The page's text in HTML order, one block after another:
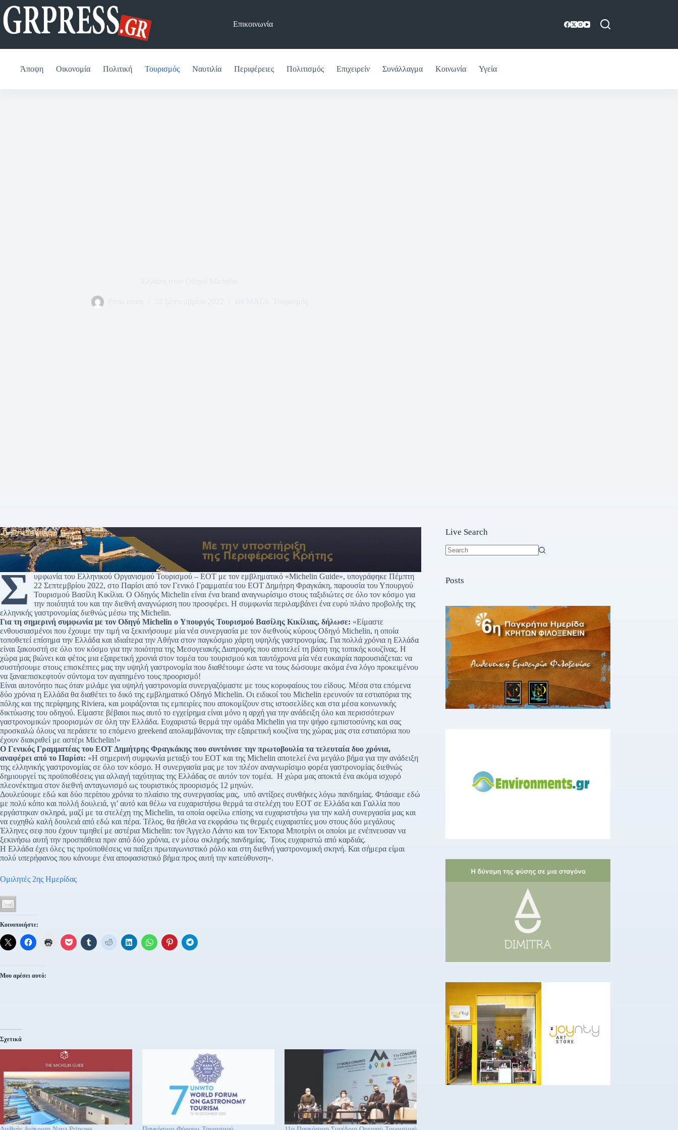
Μετάβαση
στο
περιεχόμενο
Επικοινωνία
Άποψη Οικονομία Πολιτική Τουρισμός Ναυτιλία Περιφέρειες Πολιτισμός Επιχειρείν Συνάλλαγμα Κοινωνία Υγεία
Σ υμφωνία του Ελληνικού Οργανισμού Τουρισμού – ΕΟΤ με τον εμβληματικό «Michelin Guide», υπογράφηκε Πέμπτη
22 Σεπτεμβρίου 2022, στο Παρίσι από τον Γενικό Γραμματέα του ΕΟΤ Δημήτρη Φραγκάκη, παρουσία του Υπουργού
Τουρισμού Βασίλη Κικίλια. Ο Οδηγός Michelin είναι ένα brand αναγνωρίσιμο στους ταξιδιώτες σε όλο τον κόσμο για
την ποιότητά του και την διεθνή αναγνώριση που προσφέρει. Η συμφωνία περιλαμβάνει ένα ευρύ πλάνο προβολής της
ελληνικής γαστρονομίας διεθνώς μέσω της Michelin.
Για τη σημερινή συμφωνία με τον Οδηγό Michelin o Υπουργός Τουρισμού Βασίλης Κικίλιας, δήλωσε: «Είμαστε
ενθουσιασμένοι που έχουμε την τιμή να ξεκινήσουμε μία νέα συνεργασία με τον διεθνούς κύρους Οδηγό Michelin, η οποία
τοποθετεί επίσημα την Ελλάδα και ιδιαίτερα την Αθήνα στον παγκόσμιο χάρτη υψηλής γαστρονομίας. Για πολλά χρόνια η Ελλάδα
είναι ξακουστή σε όλο τον κόσμο για την ποιότητα της Μεσογειακής Διατροφής που αποτελεί τη βάση της τοπικής κουζίνας. Η
χώρα μας βιώνει και φέτος μια εξαιρετική χρονιά στον τομέα του τουρισμού και ταυτόχρονα μία νέα ευκαιρία παρουσιάζεται: να
συστήσουμε στους επισκέπτες μας την υψηλή γαστρονομία που διαθέτουμε ώστε να τους δώσουμε ακόμα ένα λόγο προκειμένου
να ξαναεπισκεφτούν σύντομα τον αγαπημένο τους προορισμό!
Είναι αυτονόητο πως όταν μιλάμε για υψηλή γαστρονομία συνεργαζόμαστε με τους κορυφαίους του είδους. Μέσα στα επόμενα
δύο χρόνια η Ελλάδα θα διαθέτει το δικό της εμβληματικό Οδηγό Michelin. Οι ειδικοί του Michelin ερευνούν τα εστιατόρια της
πόλης και της περίφημης Riviera, και μοιράζονται τις εμπειρίες που αποκομίζουν στις ιστοσελίδες και στα μέσα κοινωνικής
δικτύωσης του οδηγού. Είμαστε βέβαιοι πως αυτό το εγχείρημα είναι μόνο η αρχή για την ανάδειξη όλο και περισσότερων
γαστρονομικών προορισμών σε όλη την Ελλάδα. Ευχαριστώ θερμά την ομάδα Michelin για την ψήφο εμπιστοσύνης και σας
προσκαλώ όλους να περάσετε το επόμενο greekend απολαμβάνοντας την εξαιρετική κουζίνα της χώρας μας στα εστιατόρια που
έχουν διακριθεί με αστέρι Michelin!»
Ο Γενικός Γραμματέας του ΕΟΤ Δημήτρης Φραγκάκης που συντόνισε την πρωτοβουλία τα τελευταία δυο χρόνια,
αναφέρει από το Παρίσι: «Η σημερινή συμφωνία μεταξύ του ΕΟΤ και της Michelin αποτελεί ένα μεγάλο βήμα για την ανάδειξη
της ελληνικής γαστρονομίας σε όλο τον κόσμο. Η συνεργασία μας με τον πλέον αναγνωρίσιμο φορέα γαστρονομίας διεθνώς
δημιουργεί τις προϋποθέσεις για αλλαγή ταχύτητας της Ελλάδας σε αυτόν τον τομέα. Η χώρα μας αποκτά ένα ακόμα ισχυρό
πλεονέκτημα στον διεθνή ανταγωνισμό ως τουριστικός προορισμός 12 μηνών.
Δουλεύουμε εδώ και δύο περίπου χρόνια το πλαίσιο της συνεργασίας μας, υπό αντίξοες συνθήκες λόγω πανδημίας. Φτάσαμε εδώ
με πολύ κόπο και πολλή δουλειά, γι’ αυτό και θέλω να ευχαριστήσω θερμά τα στελέχη του ΕΟΤ σε Ελλάδα και Γαλλία που
εργάστηκαν σκληρά, μαζί με τα στελέχη της Michelin, τα οποία οφείλω επίσης να ευχαριστήσω για την καλή συνεργασία μας και
να ευχηθώ καλή δουλειά από εδώ και πέρα. Τέλος, θα ήθελα να εκφράσω τις θερμές ευχαριστίες μου στους δύο μεγάλους
Έλληνες σεφ που έχουν τιμηθεί με αστέρια Michelin: τον Άγγελο Λάντο και τον Έκτορα Μποτρίνι οι οποίοι με ενέπνευσαν να
ξεκινήσω αυτή την προσπάθεια πριν από δύο χρόνια, εν μέσω σκληρής πανδημίας. Τους ευχαριστώ από καρδιάς.
Η Ελλάδα έχει όλες τις προϋποθέσεις να παίξει πρωταγωνιστικό ρόλο και στη διεθνή γαστρονομική σκηνή. Και σήμερα είμαι
πολύ υπερήφανος που κάνουμε ένα αποφασιστικό βήμα προς αυτή την κατεύθυνση».
Ομιλητές 2ης Ημερίδας
Κοινοποιήστε:
Μου αρέσει αυτό:
Σχετικά
Live Search
Posts